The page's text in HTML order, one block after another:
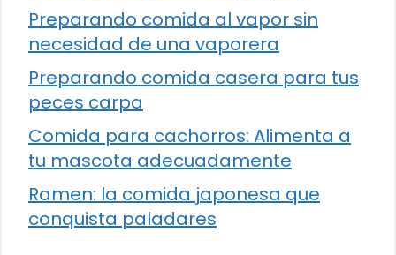
Preparando comida al vapor sin
necesidad de una vaporera
Preparando comida casera para tus
peces carpa
Comida para cachorros: Alimenta a
tu mascota adecuadamente
Ramen: la comida japonesa que
conquista paladares